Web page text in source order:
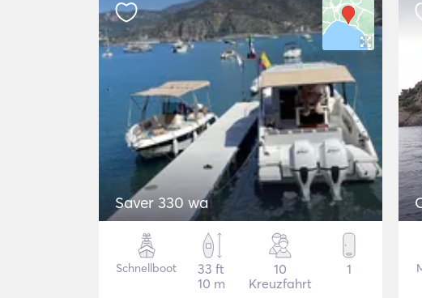
Saver 330 wa
Schnellboot
33 ft
10 m
10
Kreuzfahrt
1